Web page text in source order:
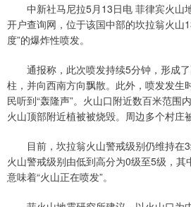
中新社马尼拉5月13日电 菲律宾火山
开户查询网，位于该国中部的坎拉翁火山
度”的爆炸性喷发。
通报称，此次喷发持续5分钟，形成了
柱，并向西南方向飘散。此外，喷发发生
民听到“轰隆声”。火山口附近数百米范围
火山顶部附近植被被烧毁。周边多个村庄
目前，坎拉翁火山警戒级别仍维持在3
火山警戒级别由低到高分为0级至5级，其
意味着“火山正在喷发”。